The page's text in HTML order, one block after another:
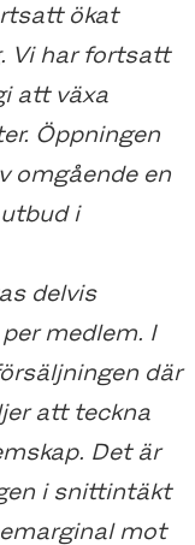
ökat
Vi har fortsatt
att växa
Öppningen
omgående en
i
delvis
medlem. I
där
att teckna
Det är
i snittintäkt
mot